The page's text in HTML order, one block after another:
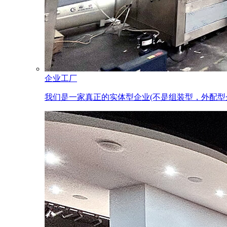
企业工厂
我们是一家真正的实体型企业(不是组装型，外配型